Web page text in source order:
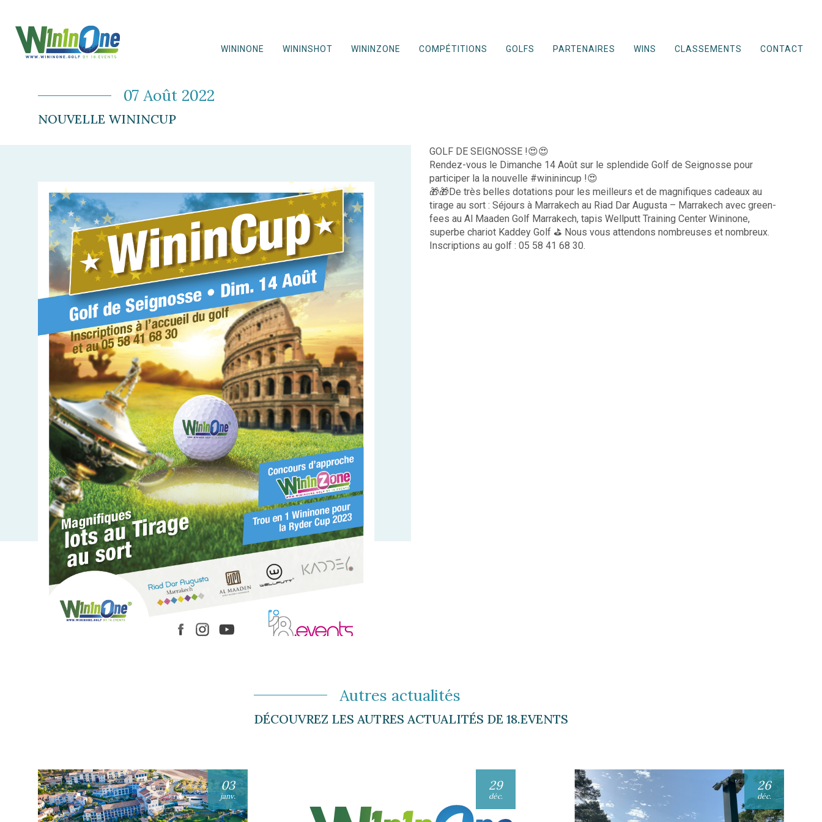
WININONE WININSHOT WININZONE COMPÉTITIONS GOLFS PARTENAIRES WINS CLASSEMENTS CONTACT
07 Août 2022
NOUVELLE WININCUP
GOLF DE SEIGNOSSE !😍😍
Rendez-vous le Dimanche 14 Août sur le splendide Golf de Seignosse pour
participer la la nouvelle #wininincup !😍
🎁🎁De très belles dotations pour les meilleurs et de magnifiques cadeaux au
tirage au sort : Séjours à Marrakech au Riad Dar Augusta – Marrakech avec green-
fees au Al Maaden Golf Marrakech, tapis Wellputt Training Center Wininone,
superbe chariot Kaddey Golf ⛳️ Nous vous attendons nombreuses et nombreux.
Inscriptions au golf : 05 58 41 68 30.
Autres actualités
DÉCOUVREZ LES AUTRES ACTUALITÉS DE 18.EVENTS
03
janv.
29
déc.
26
déc.